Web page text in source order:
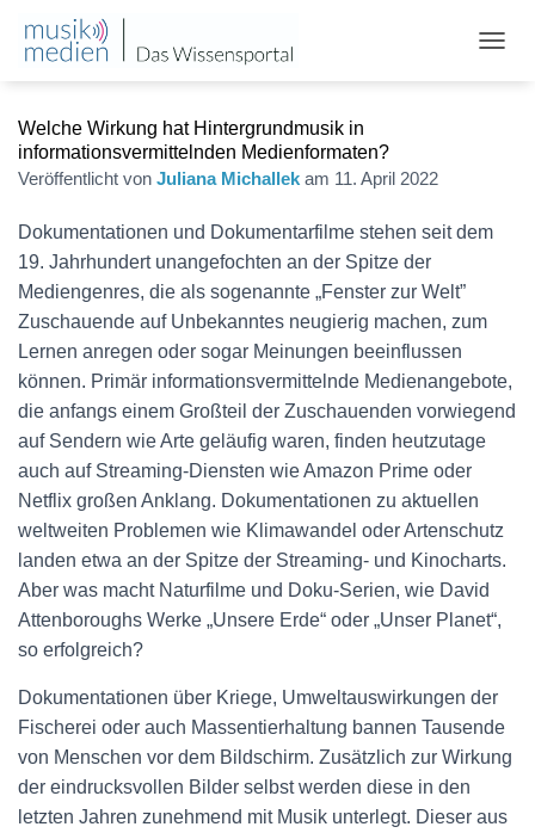
O
H
L
Welche Wirkung hat Hintergrundmusik in
informationsvermittelnden Medienformaten?
Veröffentlicht von Juliana Michallek am 11. April 2022
Dokumentationen und Dokumentarfilme stehen seit dem
19. Jahrhundert unangefochten an der Spitze der
Mediengenres, die als sogenannte „Fenster zur Welt”
Zuschauende auf Unbekanntes neugierig machen, zum
Lernen anregen oder sogar Meinungen beeinflussen
können. Primär informationsvermittelnde Medienangebote,
die anfangs einem Großteil der Zuschauenden vorwiegend
auf Sendern wie Arte geläufig waren, finden heutzutage
auch auf Streaming-Diensten wie Amazon Prime oder
Netflix großen Anklang. Dokumentationen zu aktuellen
weltweiten Problemen wie Klimawandel oder Artenschutz
landen etwa an der Spitze der Streaming- und Kinocharts.
Aber was macht Naturfilme und Doku-Serien, wie David
Attenboroughs Werke „Unsere Erde“ oder „Unser Planet“,
so erfolgreich?
Dokumentationen über Kriege, Umweltauswirkungen der
Fischerei oder auch Massentierhaltung bannen Tausende
von Menschen vor dem Bildschirm. Zusätzlich zur Wirkung
der eindrucksvollen Bilder selbst werden diese in den
letzten Jahren zunehmend mit Musik unterlegt. Dieser aus